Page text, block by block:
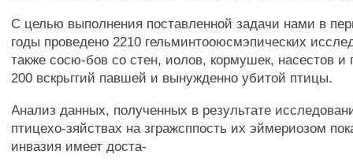
С целью выполнения поставленной задачи нами в
годы проведено 2210 гельминтооюсмэпических
также сосю-бов со стен, иолов, кормушек, насестов и
200 вскрьггий павшей и вынужденно убитой птицы.
Анализ данных, полученных в результате
птицехо-зяйствах на згражсппость их эймериозом
инвазия имеет доста-